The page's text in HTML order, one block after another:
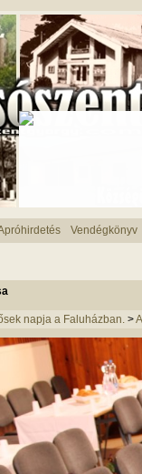
Vendégkönyv
napja a Faluházban. >